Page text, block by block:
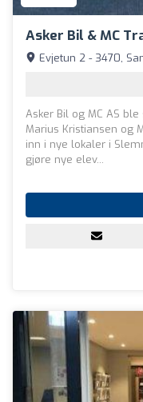
Asker Bil & MC
Evjetun 2 - 3470,
Asker Bil og MC AS
Marius Kristiansen og
inn i nye lokaler i
gjøre nye elev...